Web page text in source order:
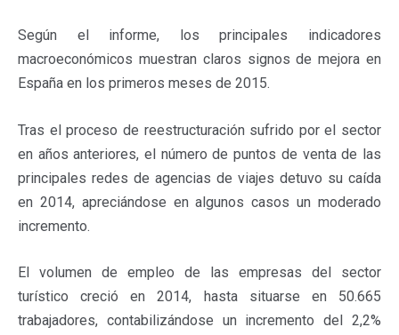
Según el informe, los principales indicadores
macroeconómicos muestran claros signos de mejora en
España en los primeros meses de 2015.
Tras el proceso de reestructuración sufrido por el sector
en años anteriores, el número de puntos de venta de las
principales redes de agencias de viajes detuvo su caída
en 2014, apreciándose en algunos casos un moderado
incremento.
El volumen de empleo de las empresas del sector
turístico creció en 2014, hasta situarse en 50.665
trabajadores, contabilizándose un incremento del 2,2%